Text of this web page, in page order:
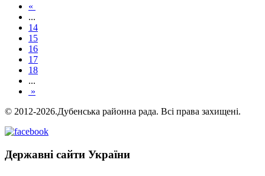
«
...
14
15
16
17
18
...
»
© 2012-2026.Дубенська районна рада. Всі права захищені.
Державні сайти України